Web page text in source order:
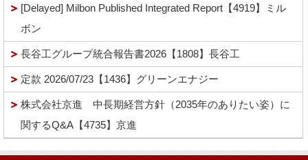
[Delayed] Milbon Published Integrated Report【4919】ミル
ボン
長谷工グループ統合報告書2026【1808】長谷工
定款 2026/07/23【1436】グリーンエナジー
株式会社京進 中長期経営方針（2035年のありたい姿）に
関するQ&A【4735】京進